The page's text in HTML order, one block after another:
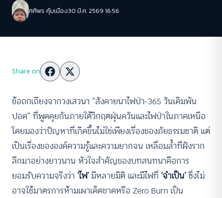
ศศิพร คุ้มเมือง30 มี.ค. 2569 16:56
Share on
ข้อถกเถียงจากวงเสวนา “สังคายนาไฟป่า-365 วันเดิมพัน
ปอด” ที่พูดคุยกันภายใต้วิกฤตฝุ่นควันและไฟป่าในภาคเหนือ
โดยมองว่าปัญหาที่เกิดขึ้นไม่ใช่เพียงเรื่องของภัยธรรมชาติ แต่
เป็นเรื่องขององค์ความรู้และความยากจน เหลื่อมล้ำที่ฝังราก
ลึกมาอย่างยาวนาน หัวใจสำคัญของบทสนทนาคือการ
ยอมรับความจริงว่า ‘ไฟ’มีหลายมิติ และมีไฟที่ ‘จำเป็น’ซึ่งไม่
อาจใช้มาตรการห้ามเผาเด็ดขาดหรือ Zero Burn เป็น